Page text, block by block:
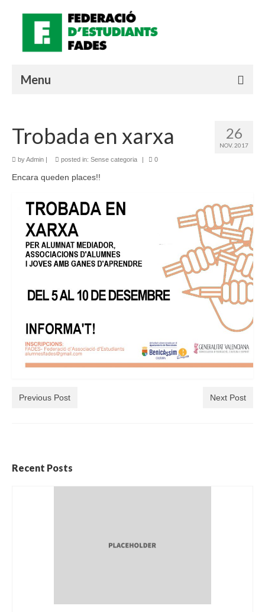
Menu
MATERIALS
QUÈ ESTÀ PASSANT?
LOGIN SOCIE
Valencià
26
NOV. 2017
Trobada en xarxa
byAdmin | posted in: Sense categoria | 0
Encara queden places!!
Previous Post Next Post
Recent Posts